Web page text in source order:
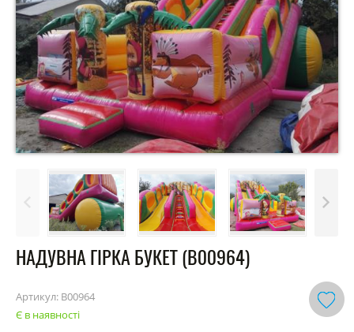
НАДУВНА ГІРКА БУКЕТ (B00964)
Артикул: B00964
Є в наявності